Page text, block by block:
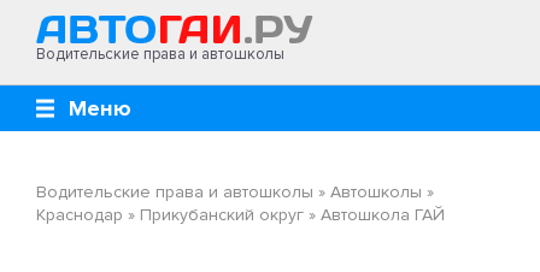
Водительские права и автошколы
Меню
Водительские права и автошколы » Автошколы »
Краснодар » Прикубанский округ » Автошкола ГАЙ